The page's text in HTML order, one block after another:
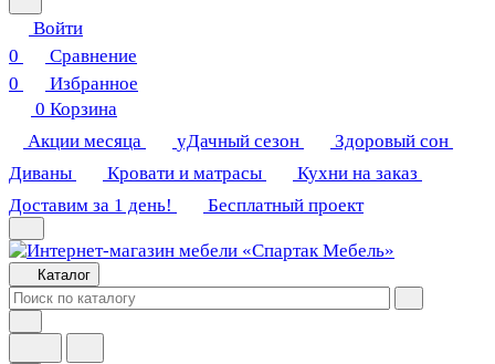
Войти
0
Сравнение
0
Избранное
0 Корзина
Акции месяца
уДачный сезон
Здоровый сон
Диваны
Кровати и матрасы
Кухни на заказ
Доставим за 1 день!
Бесплатный проект
Каталог